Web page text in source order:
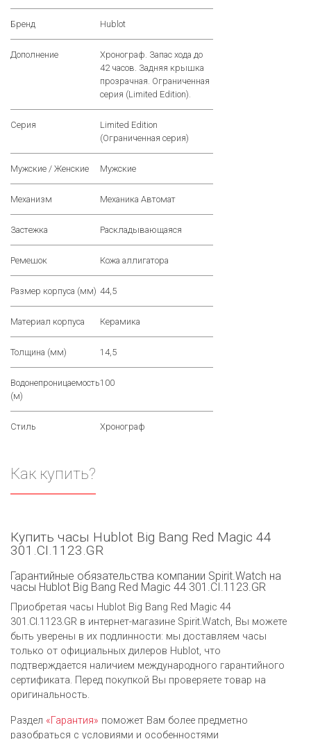
Бренд Hublot
Дополнение
Хронограф. Запас хода до
42 часов. Задняя крышка
прозрачная. Ограниченная
серия (Limited Edition).
Серия
Limited Edition
(Ограниченная серия)
Мужские / Женские Мужские
Механизм Механика Автомат
Застежка Раскладывающаяся
Ремешок Кожа аллигатора
Размер корпуса (мм) 44,5
Материал корпуса Керамика
Толщина (мм) 14,5
Водонепроницаемость
(м)
100
Стиль Хронограф
Как купить?
Купить часы Hublot Big Bang Red Magic 44
301.CI.1123.GR
Гарантийные обязательства компании Spirit.Watch на
часы Hublot Big Bang Red Magic 44 301.CI.1123.GR
Приобретая часы Hublot Big Bang Red Magic 44
301.CI.1123.GR в интернет-магазине Spirit.Watch, Вы можете
быть уверены в их подлинности: мы доставляем часы
только от официальных дилеров Hublot, что
подтверждается наличием международного гарантийного
сертификата. Перед покупкой Вы проверяете товар на
оригинальность.
Раздел «Гарантия» поможет Вам более предметно
разобраться с условиями и особенностями